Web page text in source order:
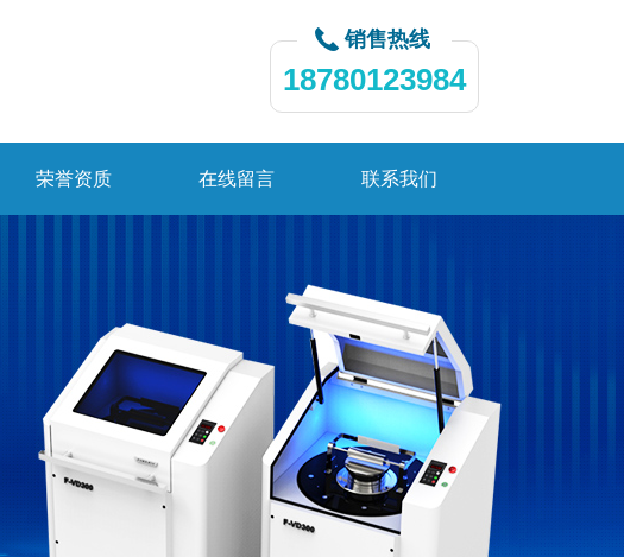
销售热线
18780123984
荣誉资质 在线留言 联系我们